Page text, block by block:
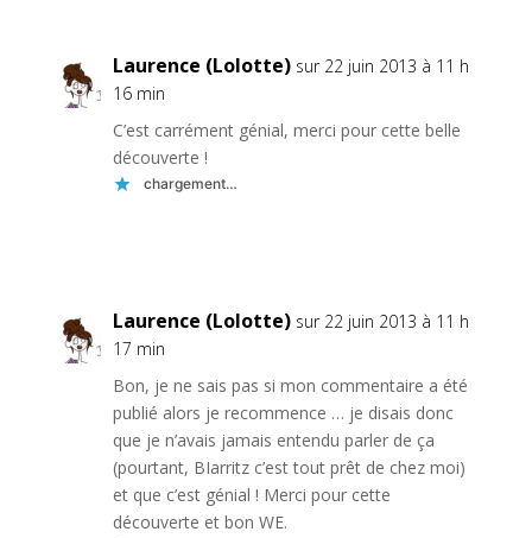
Laurence (Lolotte) sur 22 juin 2013 à 11 h
16 min
C’est carrément génial, merci pour cette belle
découverte !
chargement…
Laurence (Lolotte) sur 22 juin 2013 à 11 h
17 min
Bon, je ne sais pas si mon commentaire a été
publié alors je recommence … je disais donc
que je n’avais jamais entendu parler de ça
(pourtant, BIarritz c’est tout prêt de chez moi)
et que c’est génial ! Merci pour cette
découverte et bon WE.